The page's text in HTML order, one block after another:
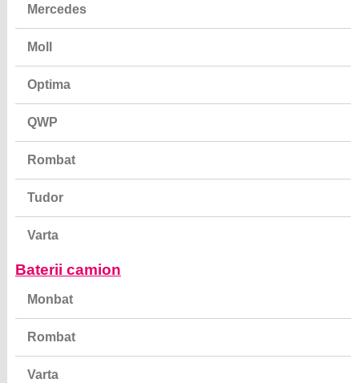
Mercedes
Moll
Optima
QWP
Rombat
Tudor
Varta
Baterii camion
Monbat
Rombat
Varta